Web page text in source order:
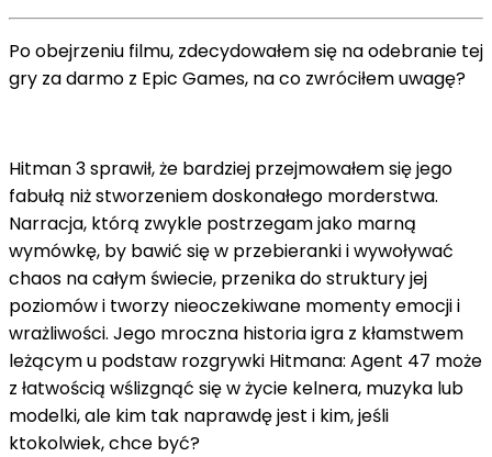
Po obejrzeniu filmu, zdecydowałem się na odebranie tej
gry za darmo z Epic Games, na co zwróciłem uwagę?
Hitman 3 sprawił, że bardziej przejmowałem się jego
fabułą niż stworzeniem doskonałego morderstwa.
Narracja, którą zwykle postrzegam jako marną
wymówkę, by bawić się w przebieranki i wywoływać
chaos na całym świecie, przenika do struktury jej
poziomów i tworzy nieoczekiwane momenty emocji i
wrażliwości. Jego mroczna historia igra z kłamstwem
leżącym u podstaw rozgrywki Hitmana: Agent 47 może
z łatwością wślizgnąć się w życie kelnera, muzyka lub
modelki, ale kim tak naprawdę jest i kim, jeśli
ktokolwiek, chce być?